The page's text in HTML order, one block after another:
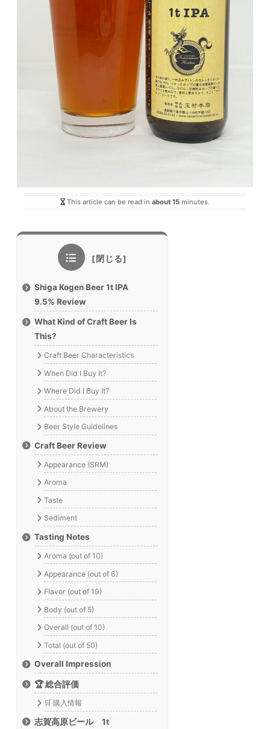
This article can be read in about 15 minutes.
Shiga Kogen Beer 1t IPA
9.5% Review
What Kind of Craft Beer Is
This?
Craft Beer Characteristics
When Did I Buy It?
Where Did I Buy It?
About the Brewery
Beer Style Guidelines
Craft Beer Review
Appearance (SRM)
Aroma
Taste
Sediment
Tasting Notes
Aroma (out of 10)
Appearance (out of 6)
Flavor (out of 19)
Body (out of 5)
Overall (out of 10)
Total (out of 50)
Overall Impression
🏆 総合評価
🛒 購入情報
志賀高原ビール 1t